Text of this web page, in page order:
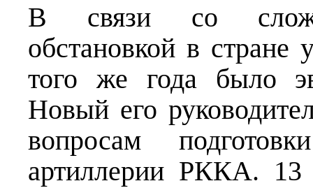
В связи со
обстановкой в стране
того же года было
Новый его
вопросам
артиллерии РККА.